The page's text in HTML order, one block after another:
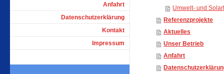
Umwelt- und
Referenzprojekte
Aktuelles
Unser Betrieb
Anfahrt
Anfahrt
Datenschutzerklärung
Kontakt
Impressum